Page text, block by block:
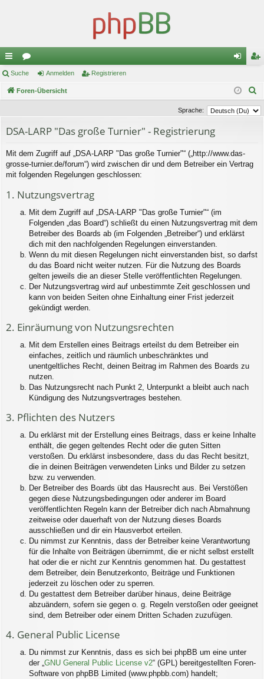
ch
ne
ug
or
en m
el
ist
rie
Suche Anmelden Registrieren
Foren-Übersicht
c
Sprache:
DSA-LARP "Das große Turnier" - Registrierung
Mit dem Zugriff auf „DSA-LARP "Das große Turnier"“ („http://www.das-
grosse-turnier.de/forum“) wird zwischen dir und dem Betreiber ein Vertrag
mit folgenden Regelungen geschlossen:
1. Nutzungsvertrag
Mit dem Zugriff auf „DSA-LARP "Das große Turnier"“ (im
Folgenden „das Board“) schließt du einen Nutzungsvertrag mit dem
Betreiber des Boards ab (im Folgenden „Betreiber“) und erklärst
dich mit den nachfolgenden Regelungen einverstanden.
Wenn du mit diesen Regelungen nicht einverstanden bist, so darfst
du das Board nicht weiter nutzen. Für die Nutzung des Boards
gelten jeweils die an dieser Stelle veröffentlichten Regelungen.
Der Nutzungsvertrag wird auf unbestimmte Zeit geschlossen und
kann von beiden Seiten ohne Einhaltung einer Frist jederzeit
gekündigt werden.
2. Einräumung von Nutzungsrechten
Mit dem Erstellen eines Beitrags erteilst du dem Betreiber ein
einfaches, zeitlich und räumlich unbeschränktes und
unentgeltliches Recht, deinen Beitrag im Rahmen des Boards zu
nutzen.
Das Nutzungsrecht nach Punkt 2, Unterpunkt a bleibt auch nach
Kündigung des Nutzungsvertrages bestehen.
3. Pflichten des Nutzers
Du erklärst mit der Erstellung eines Beitrags, dass er keine Inhalte
enthält, die gegen geltendes Recht oder die guten Sitten
verstoßen. Du erklärst insbesondere, dass du das Recht besitzt,
die in deinen Beiträgen verwendeten Links und Bilder zu setzen
bzw. zu verwenden.
Der Betreiber des Boards übt das Hausrecht aus. Bei Verstößen
gegen diese Nutzungsbedingungen oder anderer im Board
veröffentlichten Regeln kann der Betreiber dich nach Abmahnung
zeitweise oder dauerhaft von der Nutzung dieses Boards
ausschließen und dir ein Hausverbot erteilen.
Du nimmst zur Kenntnis, dass der Betreiber keine Verantwortung
für die Inhalte von Beiträgen übernimmt, die er nicht selbst erstellt
hat oder die er nicht zur Kenntnis genommen hat. Du gestattest
dem Betreiber, dein Benutzerkonto, Beiträge und Funktionen
jederzeit zu löschen oder zu sperren.
Du gestattest dem Betreiber darüber hinaus, deine Beiträge
abzuändern, sofern sie gegen o. g. Regeln verstoßen oder geeignet
sind, dem Betreiber oder einem Dritten Schaden zuzufügen.
4. General Public License
Du nimmst zur Kenntnis, dass es sich bei phpBB um eine unter
der „GNU General Public License v2“ (GPL) bereitgestellten Foren-
Software von phpBB Limited (www.phpbb.com) handelt;